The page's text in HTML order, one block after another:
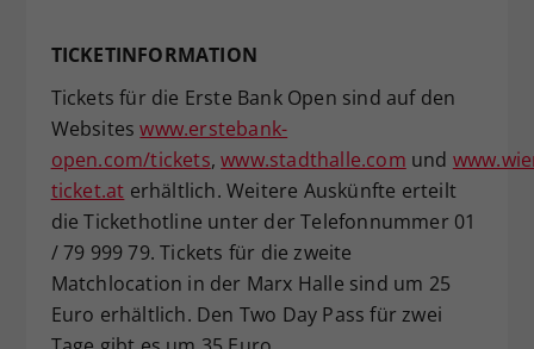
TICKETINFORMATION
Tickets für die Erste Bank Open sind auf den
Websiteswww.erstebank-
open.com/tickets,www.stadthalle.com und
ticket.at erhältlich. Weitere Auskünfte erteilt
die Tickethotline unter der Telefonnummer 01
/ 79 999 79. Tickets für die zweite
Matchlocation in der Marx Halle sind um 25
Euro erhältlich. Den Two Day Pass für zwei